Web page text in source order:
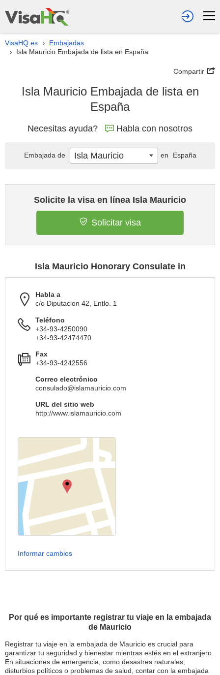
VisaHQ.es › Embajadas
› Isla Mauricio Embajada de lista en España
Compartir
Isla Mauricio Embajada de lista en
España
Necesitas ayuda? Habla con nosotros
Por qué es importante registrar tu viaje en la embajada
de Mauricio
Registrar tu viaje en la embajada de Mauricio es crucial para
garantizar tu seguridad y bienestar mientras estés en el extranjero.
En situaciones de emergencia, como desastres naturales,
disturbios políticos o problemas de salud, contar con la embajada
Solicite la visa en línea Isla Mauricio
Solicitar visa
Isla Mauricio Honorary Consulate in
Habla a
c/o Diputacion 42, Entlo. 1
Teléfono
+34-93-4250090
+34-93-42474470
Fax
+34-93-4242556
Correo electrónico
consulado@islamauricio.com
URL del sitio web
http://www.islamauricio.com
Informar cambios
Embajada de Isla Mauricio en España